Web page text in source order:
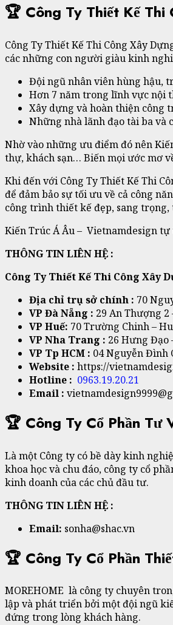
🏆 Công Ty Thiết Kế
Công Ty Thiết Kế Thi Công Xây
các những con người giàu kinh
Đội ngũ nhân viên hùng hậu,
Hơn 7 năm trong lĩnh vực nội
Xây dựng và hoàn thiện công
Những nhà lãnh đạo tài ba và
Nhờ vào những ưu điểm đó nên
thự, khách sạn… Biến mọi ước mơ
Khi đến với Công Ty Thiết Kế Thi
để đảm bảo sự tối ưu về cả công
công trình thiết kế đẹp, sang
Kiến Trúc Á Âu – Vietnamdesign
THÔNG TIN LIÊN HỆ :
Công Ty Thiết Kế Thi Công Xây
Địa chỉ trụ sở chính : 70
VP Đà Nẵng : 29 An Thượng 2
VP Huế: 70 Trường Chinh –
VP Nha Trang : 26 Hưng Đạo
VP Tp HCM : 04 Nguyễn Đình
Website : https://
Hotline : 0963.19.20.21
Email :
🏆 Công Ty Cổ Phần Tư
Là một Công ty có bề dày kinh
khoa học và chu đáo, công ty cổ
kinh doanh của các chủ đầu tư.
THÔNG TIN LIÊN HỆ :
Email: sonha@shac.vn
🏆 Công Ty Cổ Phần
MOREHOME là công ty chuyên
lập và phát triển bởi một đội ngũ
đứng trong lòng khách hàng.